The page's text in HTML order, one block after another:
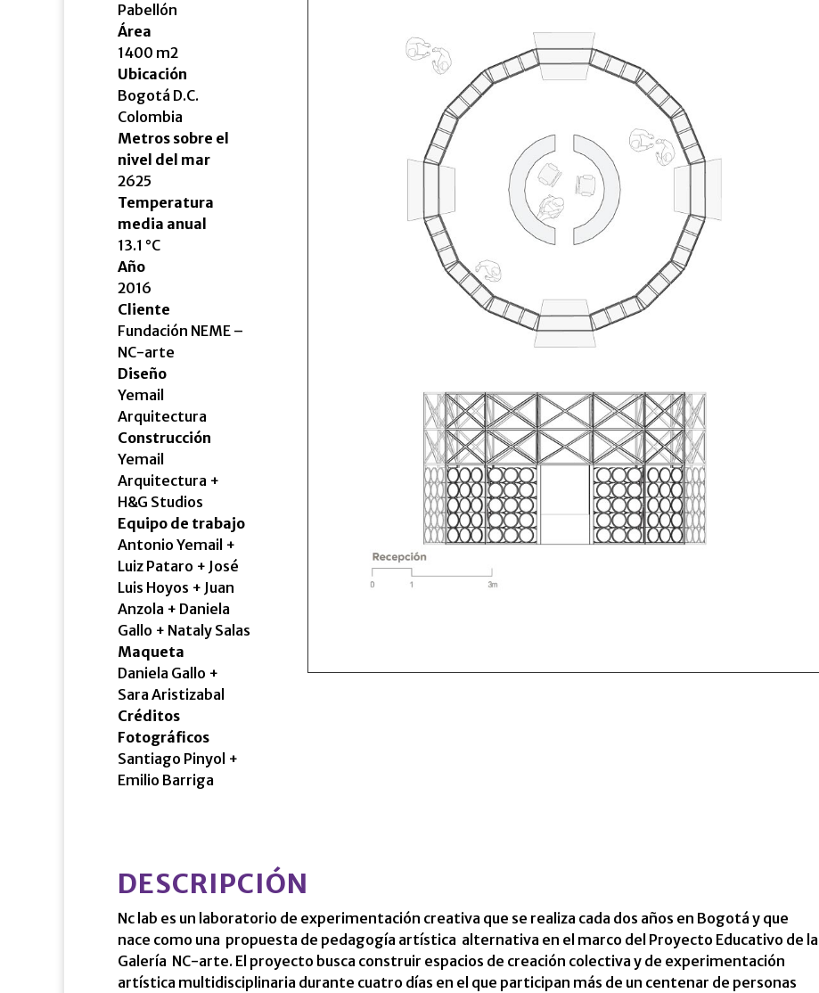
Pabellón
Área
1400 m2
Ubicación
Bogotá D.C.
Colombia
Metros sobre el
nivel del mar
2625
Temperatura
media anual
13.1 °C
Año
2016
Cliente
Fundación NEME –
NC-arte
Diseño
Yemail
Arquitectura
Construcción
Yemail
Arquitectura +
H&G Studios
Equipo de trabajo
Antonio Yemail +
Luiz Pataro + José
Luis Hoyos + Juan
Anzola + Daniela
Gallo + Nataly Salas
Maqueta
Daniela Gallo +
Sara Aristizabal
Créditos
Fotográficos
Santiago Pinyol +
Emilio Barriga
DESCRIPCIÓN
Nc lab es un laboratorio de experimentación creativa que se realiza cada dos años en Bogotá y que
nace como una propuesta de pedagogía artística alternativa en el marco del Proyecto Educativo de la
Galería NC-arte. El proyecto busca construir espacios de creación colectiva y de experimentación
artística multidisciplinaria durante cuatro días en el que participan más de un centenar de personas